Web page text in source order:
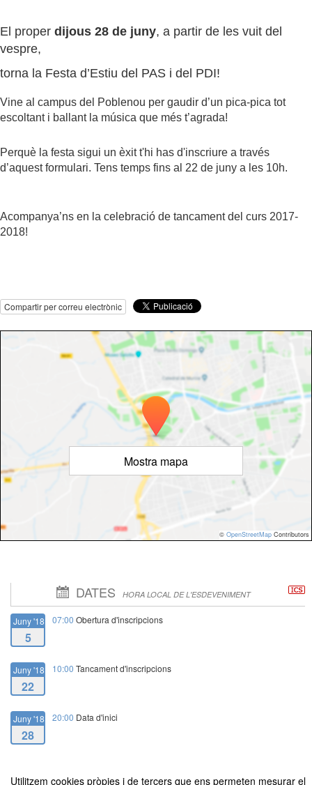
Utilitzem cookies pròpies i de tercers que ens permeten mesurar el
El proper dijous 28 de juny, a partir de les vuit del
vespre,
torna la Festa d’Estiu del PAS i del PDI!
Vine al campus del Poblenou per gaudir d’un pica-pica tot
escoltant i ballant la música que més t’agrada!
Perquè la festa sigui un èxit t'hi has d'inscriure a través
d’aquest formulari. Tens temps fins al 22 de juny a les 10h.
Acompanya’ns en la celebració de tancament del curs 2017-
2018!
Compartir per correu electrònic
Mostra mapa
© OpenStreetMap Contributors
DATES HORA LOCAL DE L'ESDEVENIMENT
Juny '18
5
07:00 Obertura d'inscripcions
Juny '18
22
10:00 Tancament d'inscripcions
Juny '18
28
20:00 Data d'inici